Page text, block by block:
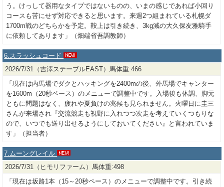
う。けっして器用なタイプではないものの、いまの感じであれば小回り
コースも苦にせず対応できると思います。来週2つ組まれている札幌ダ
1700m戦のどちらかを予定。鞍上は引き続き、3kg減の大久保友雅騎手
に依頼してあります」（畑端省吾調教師）
6.スラッシュコード
2026/7/31（吉澤ステーブルEAST）馬体重:466
「現在は内馬場でダクとハッキングを2400mの後、外馬場でキャンター
を1600m（20秒ペース）のメニューで調整中です。入場後も体調、脚元
ともに問題はなく、疲れや夏負けの兆候も見られません。火曜日に圭三
さんが来場され『交流競走も視野に入れつつ次走を考えていくつもりな
ので、いつでも送り出せるようにしておいてください』と言われていま
す」（担当者）
7.ムーングレイル
2026/7/31（ヒモリファーム）馬体重:498
「現在は坂路1本（15～20秒ペース）のメニューで調整中です。引き続